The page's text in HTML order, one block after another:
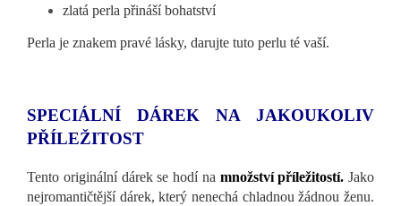
zlatá perla přináší bohatství
Perla je znakem pravé lásky, darujte tuto perlu té vaší.
SPECIÁLNÍ DÁREK NA JAKOUKOLIV
PŘÍLEŽITOST
Tento originální dárek se hodí na množství příležitostí. Jako
nejromantičtější dárek, který nenechá chladnou žádnou ženu.